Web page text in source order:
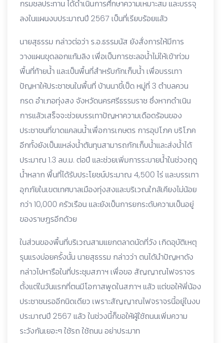
กรมชลประทาน ได้ดำเนินการศึกษาความเหมาะสม และบรรจุ
ลงในแผนงบประมาณปี 2567 เป็นที่เรียบร้อยแล้ว
นายสุธรรม กล่าวต่อว่า ร.อ.ธรรมนัส ยังสั่งการให้มีการ
วางแผนขุดลอกแก้มลิง เพื่อเป็นการชะลอน้ำไม่ให้เข้าท่วม
พื้นที่ท้ายน้ำ และเป็นพื้นที่สำหรับกักเก็บน้ำ เพื่อบรรเทา
ปัญหาให้ประชาชนในพื้นที่ บ้านนาขี้เป็ด หมู่ที่ 3 ตำบลควน
กรด อำเภอทุ่งสง จังหวัดนครศรีธรรมราช ซึ่งหากดำเนิน
การแล้วเสร็จจะช่วยบรรเทาปัญหาความเดือดร้อนของ
ประชาชนที่ขาดแคลนน้ำเพื่อการเกษตร การอุปโภค บริโภค
อีกทั้งยังเป็นแหล่งน้ำต้นทุนสามารถกักเก็บน้ำและส่งน้ำได้
ประมาณ 1.3 ลบ.ม. ต่อปี และช่วยเพิ่มการระบายน้ำในช่วงฤดู
น้ำหลาก พื้นที่ได้รับประโยชน์ประมาณ 4,500 ไร่ และบรรเทา
อุกภัยในเขตเทศบาลเมืองทุ่งสงและบริเวณใกล้เคียงไม่น้อย
กว่า 10,000 ครัวเรือน และยังเป็นการยกระดับความเป็นอยู่
ของราษฎรอีกด้วย
ในส่วนของพื้นที่บริเวณสามแยกตลาดนัดที่วัง เกิดอุบัติเหตุ
รุนแรงบ่อยครั้งนั้น นายสุธรรม กล่าวว่า ตนได้นำปัญหาดัง
กล่าวไปหารือในที่ประชุมสภาฯ เพื่อขอ สัญญาณไฟจราจร
ตั้งแต่ในวันแรกที่ตนมีโอกาสพูดในสภาฯ แล้ว แต่ขอให้พี่น้อง
ประชาชนรออีกนิดเดียว เพราะสัญญาณไฟจราจรนี้อยู่ในงบ
ประมาณปี 2567 แล้ว ในช่วงนี้ก็ขอให้ผู้ใช้ถนนเพิ่มความ
ระวังกันเยอะๆ ใช้รถ ใช้ถนน อย่าประมาท